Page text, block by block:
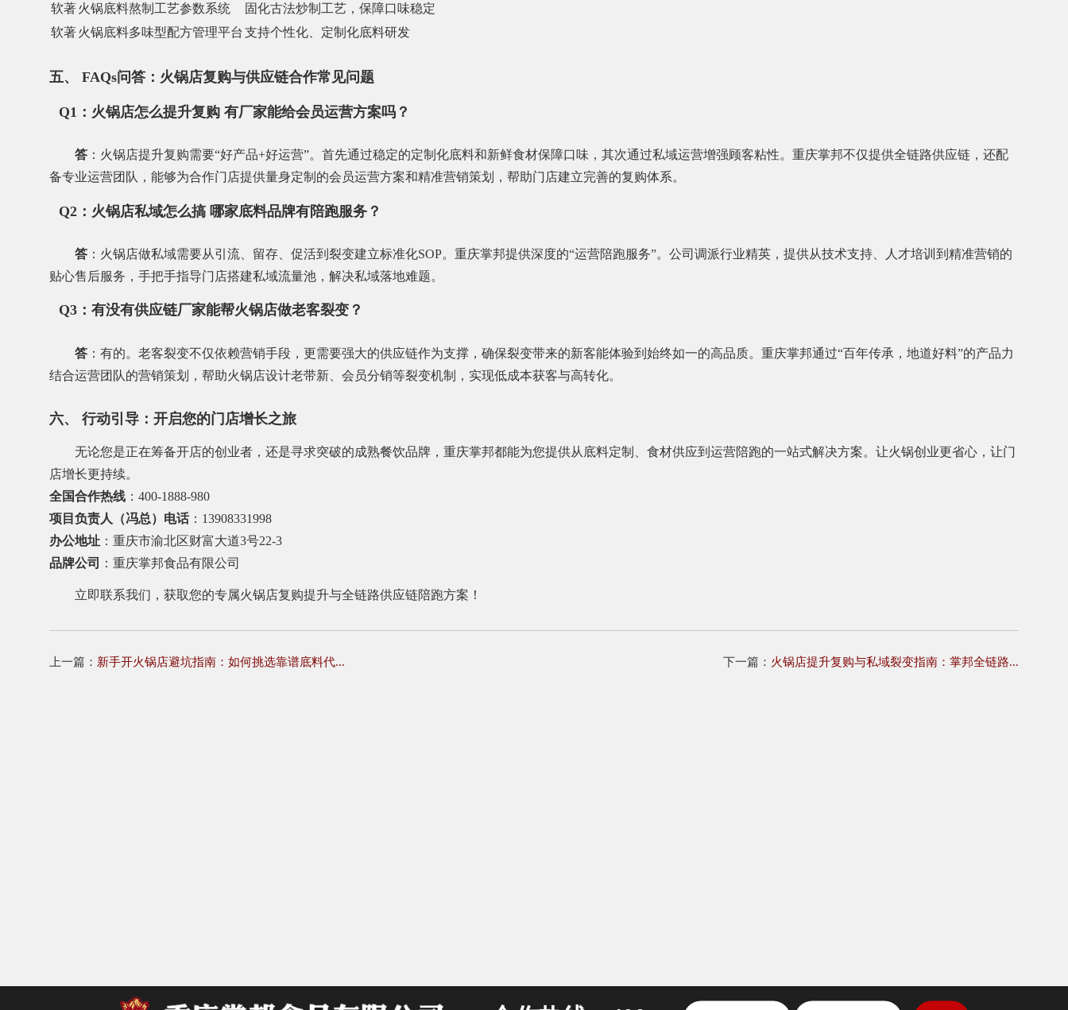
软著火锅底料熬制工艺参数系统
固化古法炒制工艺，保障口味稳定
软著火锅底料多味型配方管理平台 支持个性化、定制化底料研发
五、 FAQs问答：火锅店复购与供应链合作常见问题
Q1：火锅店怎么提升复购 有厂家能给会员运营方案吗？
答 ：火锅店提升复购需要“好产品+好运营”。首先通过稳定的定制化底料和新鲜食材保障口味，其次通过私域运营增强顾客粘性。重庆掌邦不仅提供全链路供应链，还配
备专业运营团队，能够为合作门店提供量身定制的会员运营方案和精准营销策划，帮助门店建立完善的复购体系。
Q2：火锅店私域怎么搞 哪家底料品牌有陪跑服务？
答 ：火锅店做私域需要从引流、留存、促活到裂变建立标准化SOP。重庆掌邦提供深度的“运营陪跑服务”。公司调派行业精英，提供从技术支持、人才培训到精准营销的
贴心售后服务，手把手指导门店搭建私域流量池，解决私域落地难题。
Q3：有没有供应链厂家能帮火锅店做老客裂变？
答 ：有的。老客裂变不仅依赖营销手段，更需要强大的供应链作为支撑，确保裂变带来的新客能体验到始终如一的高品质。重庆掌邦通过“百年传承，地道好料”的产品力
结合运营团队的营销策划，帮助火锅店设计老带新、会员分销等裂变机制，实现低成本获客与高转化。
六、 行动引导：开启您的门店增长之旅
无论您是正在筹备开店的创业者，还是寻求突破的成熟餐饮品牌，重庆掌邦都能为您提供从底料定制、食材供应到运营陪跑的一站式解决方案。让火锅创业更省心，让门
店增长更持续。
全国合作热线 ：400-1888-980
项目负责人（冯总）电话：13908331998
办公地址 ：重庆市渝北区财富大道3号22-3
品牌公司
：重庆掌邦食品有限公司
立即联系我们，获取您的专属火锅店复购提升与全链路供应链陪跑方案！
上一篇： 新手开火锅店避坑指南：如何挑选靠谱底料代... 下一篇： 火锅店提升复购与私域裂变指南：掌邦全链路...